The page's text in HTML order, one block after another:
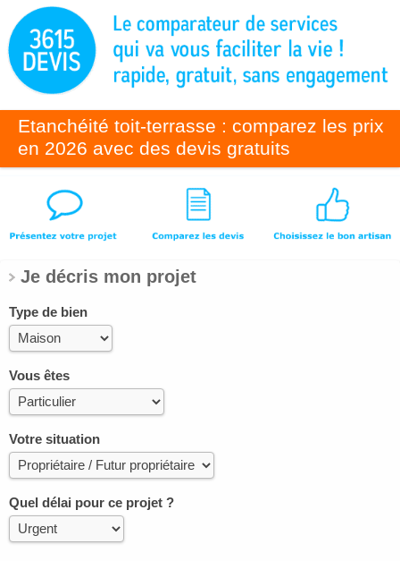
Etanchéité toit-terrasse : comparez les prix
en 2026 avec des devis gratuits
Je décris mon projet
Type de bien
Vous êtes
Votre situation
Quel délai pour ce projet ?